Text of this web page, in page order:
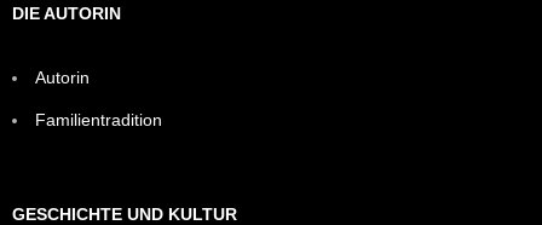
DIE AUTORIN
Autorin
Familientradition
GESCHICHTE UND KULTUR